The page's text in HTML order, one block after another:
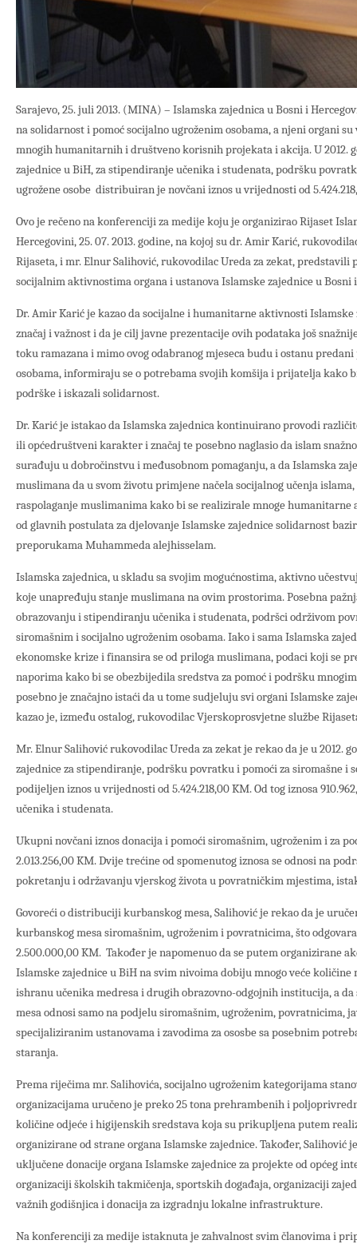
Sarajevo, 25. juli 2013. (MINA) – Islamska zajednica u Bosni i
na solidarnost i pomoć socijalno ugroženim osobama, a njeni organi
mnogih humanitarnih i društveno korisnih projekata i akcija. U 2012.
zajednice u BiH, za stipendiranje učenika i studenata, podršku
ugrožene osobe distribuiran je novčani iznos u vrijednosti od
Ovo je rečeno na konferenciji za medije koju je organizirao Rijaset
Hercegovini, 25. 07. 2013. godine, na kojoj su dr. Amir Karić,
Rijaseta, i mr. Elnur Salihović, rukovodilac Ureda za zekat,
socijalnim aktivnostima organa i ustanova Islamske zajednice u Bosni
Dr. Amir Karić je kazao da socijalne i humanitarne aktivnosti
značaj i važnost i da je cilj javne prezentacije ovih podataka još
toku ramazana i mimo ovog odabranog mjeseca budu i ostanu
osobama, informiraju se o potrebama svojih komšija i prijatelja kako
podrške i iskazali solidarnost.
Dr. Karić je istakao da Islamska zajednica kontinuirano provodi
ili općedruštveni karakter i značaj te posebno naglasio da islam
surađuju u dobročinstvu i međusobnom pomaganju, a da Islamska
muslimana da u svom životu primjene načela socijalnog učenja
raspolaganje muslimanima kako bi se realizirale mnoge humanitarne
od glavnih postulata za djelovanje Islamske zajednice solidarnost
preporukama Muhammeda alejhisselam.
Islamska zajednica, u skladu sa svojim mogućnostima, aktivno
koje unapređuju stanje muslimana na ovim prostorima. Posebna
obrazovanju i stipendiranju učenika i studenata, podršci održivom
siromašnim i socijalno ugroženim osobama. Iako i sama Islamska
ekonomske krize i finansira se od priloga muslimana, podaci koji se
naporima kako bi se obezbijedila sredstva za pomoć i podršku
posebno je značajno istaći da u tome sudjeluju svi organi Islamske
kazao je, između ostalog, rukovodilac Vjerskoprosvjetne službe
Mr. Elnur Salihović rukovodilac Ureda za zekat je rekao da je u 2012.
zajednice za stipendiranje, podršku povratku i pomoći za siromašne i
podijeljen iznos u vrijednosti od 5.424.218,00 KM. Od tog iznosa
učenika i studenata.
Ukupni novčani iznos donacija i pomoći siromašnim, ugroženim i za
2.013.256,00 KM. Dvije trećine od spomenutog iznosa se odnosi na
pokretanju i održavanju vjerskog života u povratničkim mjestima,
Govoreći o distribuciji kurbanskog mesa, Salihović je rekao da je
kurbanskog mesa siromašnim, ugroženim i povratnicima, što
2.500.000,00 KM. Također je napomenuo da se putem organizirane
Islamske zajednice u BiH na svim nivoima dobiju mnogo veće količine
ishranu učenika medresa i drugih obrazovno-odgojnih institucija, a da
mesa odnosi samo na podjelu siromašnim, ugroženim, povratnicima,
specijaliziranim ustanovama i zavodima za ososbe sa posebnim
staranja.
Prema riječima mr. Salihovića, socijalno ugroženim kategorijama
organizacijama uručeno je preko 25 tona prehrambenih i
količine odjeće i higijenskih sredstava koja su prikupljena putem
organizirane od strane organa Islamske zajednice. Također, Salihović
uključene donacije organa Islamske zajednice za projekte od općeg
organizaciji školskih takmičenja, sportskih događaja, organizaciji
važnih godišnjica i donacija za izgradnju lokalne infrastrukture.
Na konferenciji za medije istaknuta je zahvalnost svim članovima i